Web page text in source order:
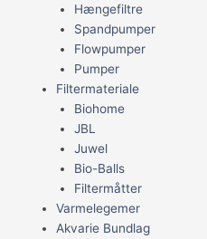
Hængefiltre
Spandpumper
Flowpumper
Pumper
Filtermateriale
Biohome
JBL
Juwel
Bio-Balls
Filtermåtter
Varmelegemer
Akvarie Bundlag